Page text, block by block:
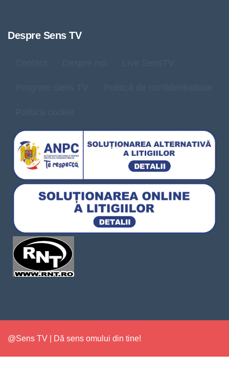
Despre Sens TV
@Sens TV | Dă sens omului din tine!